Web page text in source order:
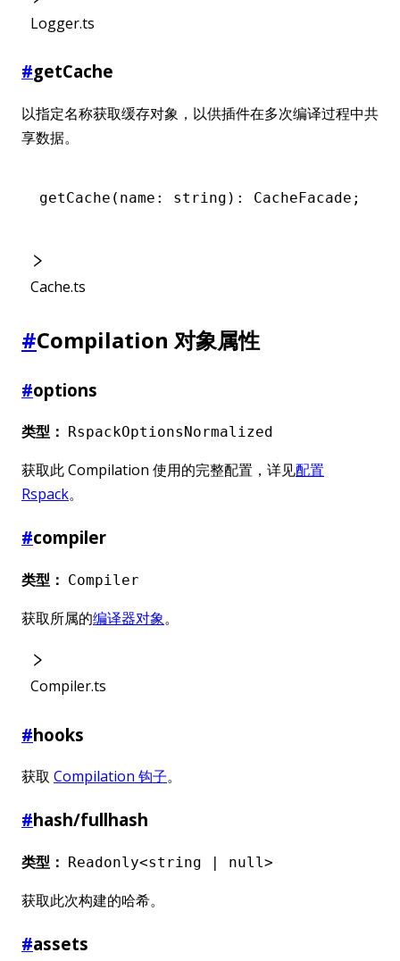
Logger.ts
#getCache
以指定名称获取缓存对象，以供插件在多次编译过程中共
享数据。
getCache (name: string): CacheFacade;
Cache.ts
#Compilation 对象属性
#options
类型： RspackOptionsNormalized
获取此 Compilation 使用的完整配置，详见配置
Rspack。
#compiler
类型： Compiler
获取所属的编译器对象。
Compiler.ts
#hooks
获取 Compilation 钩子。
#hash/fullhash
类型： Readonly<string | null>
获取此次构建的哈希。
#assets